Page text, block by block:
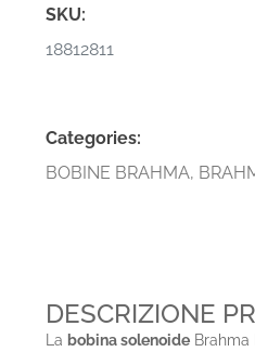
SKU:
18812811
Categories:
BOBINE BRAHMA,
DESCRIZIONE
La bobina solenoide Brahma